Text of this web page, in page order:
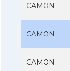
CAMON
CAMON
CAMON